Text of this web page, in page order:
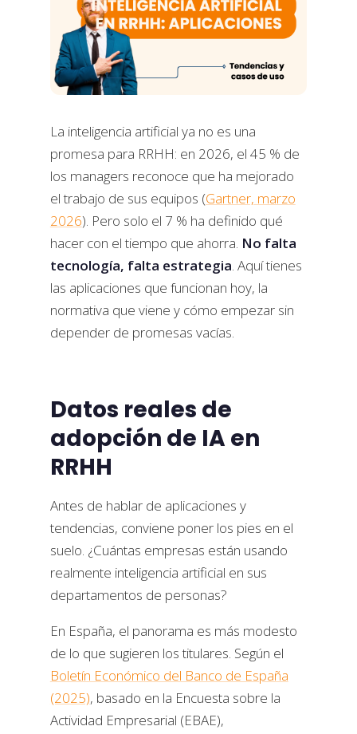
La inteligencia artificial ya no es una
promesa para RRHH: en 2026, el 45 % de
los managers reconoce que ha mejorado
el trabajo de sus equipos (Gartner, marzo
2026). Pero solo el 7 % ha definido qué
hacer con el tiempo que ahorra. No falta
tecnología, falta estrategia. Aquí tienes
las aplicaciones que funcionan hoy, la
normativa que viene y cómo empezar sin
depender de promesas vacías.
Datos reales de
adopción de IA en
RRHH
Antes de hablar de aplicaciones y
tendencias, conviene poner los pies en el
suelo. ¿Cuántas empresas están usando
realmente inteligencia artificial en sus
departamentos de personas?
En España, el panorama es más modesto
de lo que sugieren los titulares. Según el
Boletín Económico del Banco de España
(2025), basado en la Encuesta sobre la
Actividad Empresarial (EBAE),